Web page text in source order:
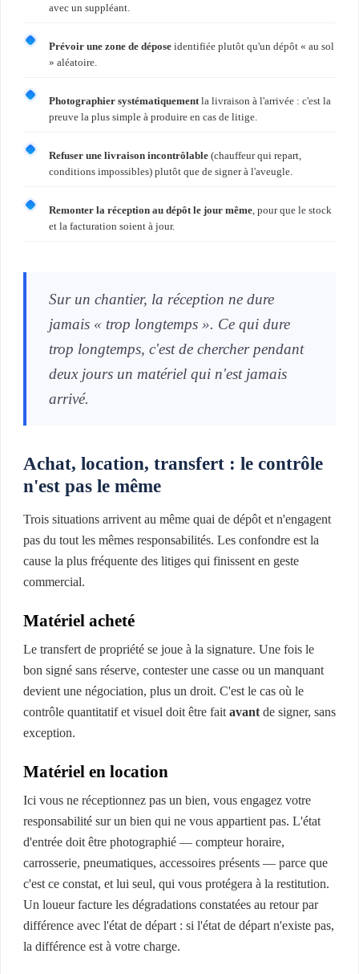
avec un suppléant.
Prévoir une zone de dépose identifiée plutôt qu'un dépôt « au sol
» aléatoire.
Photographier systématiquementla livraison à l'arrivée : c'est la
preuve la plus simple à produire en cas de litige.
Refuser une livraison incontrôlable (chauffeur qui repart,
conditions impossibles) plutôt que de signer à l'aveugle.
Remonter la réception au dépôt le jour même, pour que le stock
et la facturation soient à jour.
Sur un chantier, la réception ne dure
jamais « trop longtemps ». Ce qui dure
trop longtemps, c'est de chercher pendant
deux jours un matériel qui n'est jamais
arrivé.
Achat, location, transfert : le contrôle
n'est pas le même
Trois situations arrivent au même quai de dépôt et n'engagent
pas du tout les mêmes responsabilités. Les confondre est la
cause la plus fréquente des litiges qui finissent en geste
commercial.
Matériel acheté
Le transfert de propriété se joue à la signature. Une fois le
bon signé sans réserve, contester une casse ou un manquant
devient une négociation, plus un droit. C'est le cas où le
contrôle quantitatif et visuel doit être fait avant de signer, sans
exception.
Matériel en location
Ici vous ne réceptionnez pas un bien, vous engagez votre
responsabilité sur un bien qui ne vous appartient pas. L'état
d'entrée doit être photographié — compteur horaire,
carrosserie, pneumatiques, accessoires présents — parce que
c'est ce constat, et lui seul, qui vous protégera à la restitution.
Un loueur facture les dégradations constatées au retour par
différence avec l'état de départ : si l'état de départ n'existe pas,
la différence est à votre charge.